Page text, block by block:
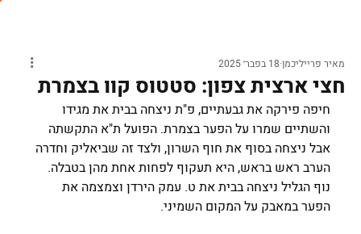
חצי ארצית צפון: סטטוס קוו בצמרת
מאיר פרייליכמן 18 בפבר׳ 2025
חיפה פירקה את גבעתיים, פ"ת ניצחה בבית את מגידו
והשתיים שמרו על הפער בצמרת. הפועל ת"א התקשתה
אבל ניצחה בסוף את חוף השרון, ולצד זה שביאליק וחדרה
הערב ראש בראש, היא תעקוף לפחות אחת מהן בטבלה.
נוף הגליל ניצחה בבית את ט. עמק הירדן וצמצמה את
הפער במאבק על המקום השמיני.